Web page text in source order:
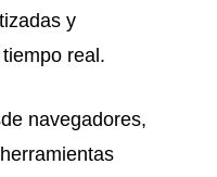
y
real.
navegadores,